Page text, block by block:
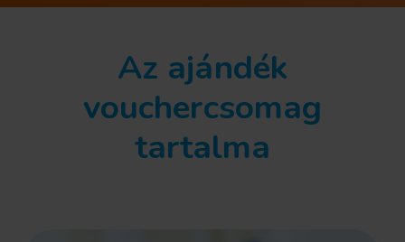
Az ajándék
vouchercsomag
tartalma